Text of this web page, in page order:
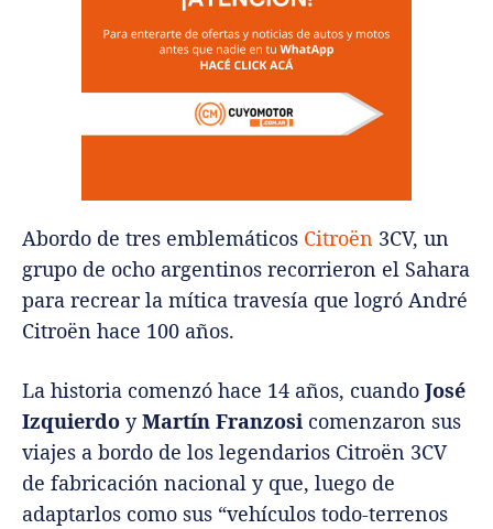
Abordo de tres emblemáticos Citroën 3CV, un
grupo de ocho argentinos recorrieron el Sahara
para recrear la mítica travesía que logró André
Citroën hace 100 años.
La historia comenzó hace 14 años, cuando José
Izquierdo yMartín Franzosi comenzaron sus
viajes a bordo de los legendarios Citroën 3CV
de fabricación nacional y que, luego de
adaptarlos como sus “vehículos todo-terrenos